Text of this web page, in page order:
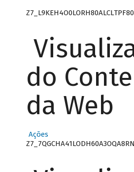
do
da Web
Ações